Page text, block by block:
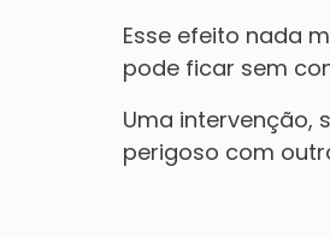
Esse efeito nada
pode ficar sem
Uma intervenção,
perigoso com